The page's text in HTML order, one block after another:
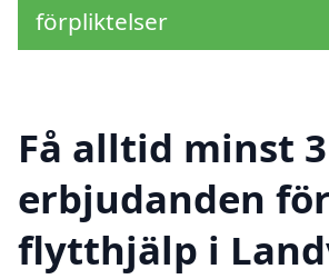
förpliktelser
Få alltid minst 3
erbjudanden för
flytthjälp i